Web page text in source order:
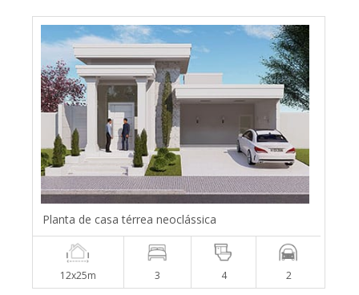
Planta de casa térrea neoclássica
12x25m 3 4 2